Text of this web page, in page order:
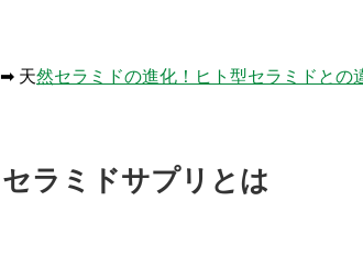
➡ 天然セラミドの進化！ヒト型セラミドとの
セラミドサプリとは